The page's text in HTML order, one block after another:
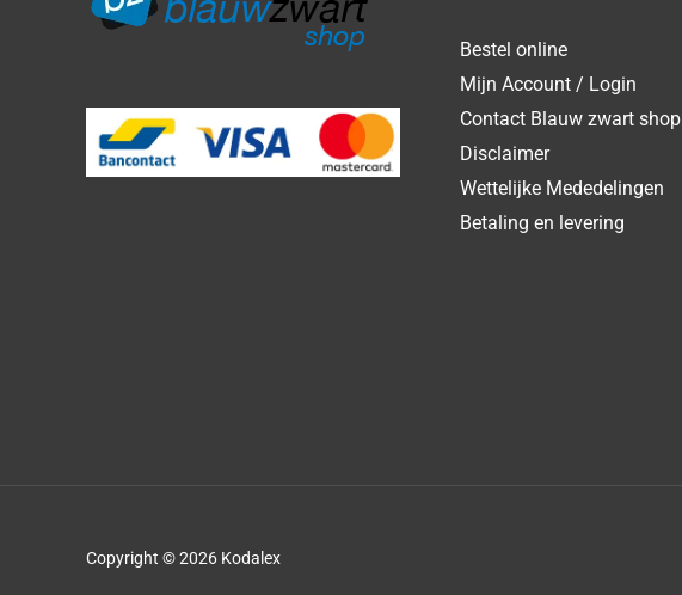
Bestel online
Mijn Account / Login
Contact Blauw zwart shop
Disclaimer
Wettelijke Mededelingen
Betaling en levering
Copyright © 2026 Kodalex